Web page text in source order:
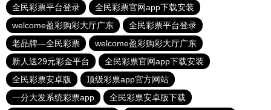
全民彩票平台登录
全民彩票官网app下载安装
welcome盈彩购彩大厅广东
全民彩票平台登录
老品牌—全民彩票
welcome盈彩购彩大厅广东
新人送29元彩金平台
全民彩票官网app下载安装
全民彩票安卓版
顶级彩票app官方网站
一分大发系统彩票app
全民彩票安卓版下载